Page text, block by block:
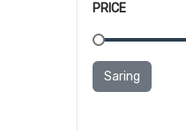
PRICE
Saring